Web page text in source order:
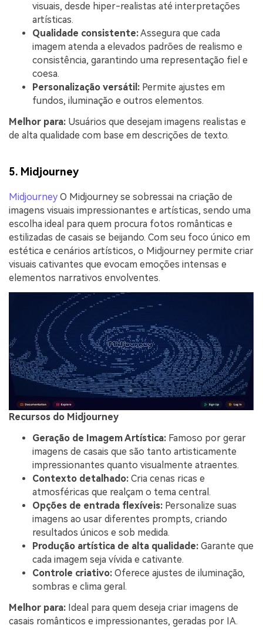
visuais, desde hiper-realistas até interpretações
artísticas.
Qualidade consistente:Assegura que cada
imagem atenda a elevados padrões de realismo e
consistência, garantindo uma representação fiel e
coesa.
Personalização versátil: Permite ajustes em
fundos, iluminação e outros elementos.
Melhor para: Usuários que desejam imagens realistas e
de alta qualidade com base em descrições de texto.
5. Midjourney
Midjourney O Midjourney se sobressai na criação de
imagens visuais impressionantes e artísticas, sendo uma
escolha ideal para quem procura fotos românticas e
estilizadas de casais se beijando. Com seu foco único em
estética e cenários artísticos, o Midjourney permite criar
visuais cativantes que evocam emoções intensas e
elementos narrativos envolventes.
Recursos do Midjourney
Geração de Imagem Artística: Famoso por gerar
imagens de casais que são tanto artisticamente
impressionantes quanto visualmente atraentes.
Contexto detalhado: Cria cenas ricas e
atmosféricas que realçam o tema central.
Opções de entrada flexíveis: Personalize suas
imagens ao usar diferentes prompts, criando
resultados únicos e sob medida.
Produção artística de alta qualidade: Garante que
cada imagem seja vívida e cativante.
Controle criativo: Oferece ajustes de iluminação,
sombras e clima geral.
Melhor para: Ideal para quem deseja criar imagens de
casais românticos e impressionantes, geradas por IA.